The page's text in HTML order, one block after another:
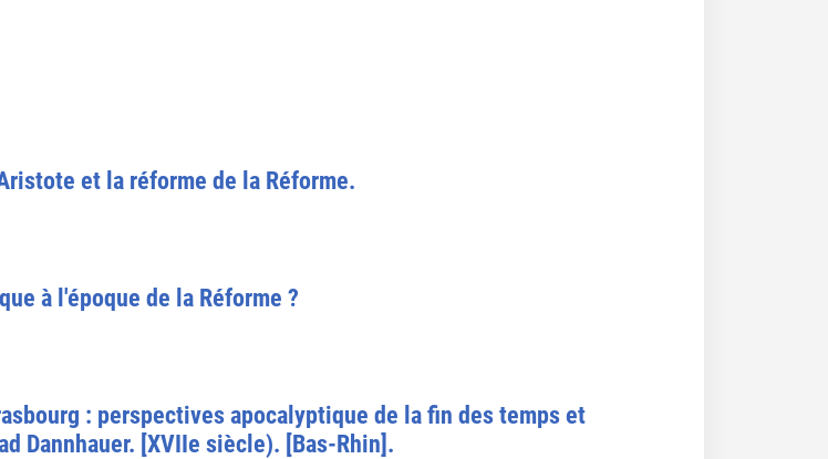
et la réforme de la Réforme.
à l'époque de la Réforme ?
: perspectives apocalyptique de la fin des temps et
Dannhauer. [XVIIe siècle). [Bas-Rhin].